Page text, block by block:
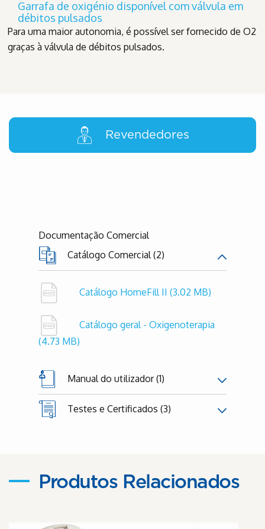
Garrafa de oxigénio disponível com válvula em
débitos pulsados
Para uma maior autonomia, é possível ser fornecido de O2
graças à válvula de débitos pulsados.
Revendedores
Documentação Comercial
Catálogo Comercial (2)
Catálogo HomeFill II (3.02 MB)
Catálogo geral - Oxigenoterapia
(4.73 MB)
Manual do utilizador (1)
Testes e Certificados (3)
Produtos Relacionados